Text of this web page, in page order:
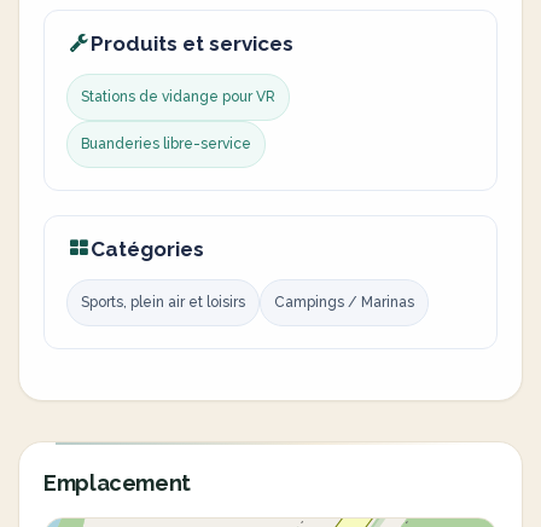
Produits et services
Stations de vidange pour VR
Buanderies libre-service
Catégories
Sports, plein air et loisirs Campings / Marinas
Emplacement